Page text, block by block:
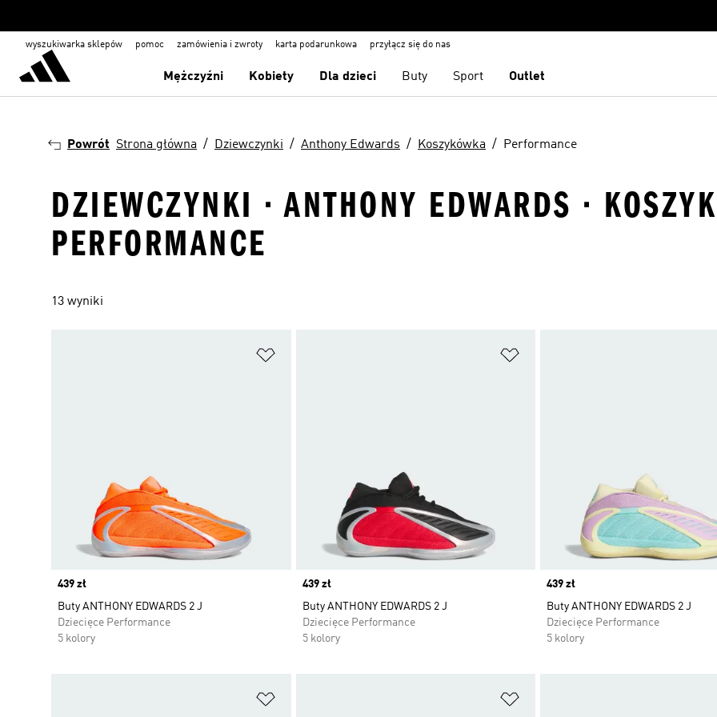
wyszukiwarka sklepów pomoc zamówienia i zwroty karta podarunkowa przyłącz się do nas
Mężczyźni Kobiety Dla dzieci Buty Sport Outlet
Powrót Strona główna Dziewczynki Anthony Edwards Koszykówka Performance
DZIEWCZYNKI · ANTHONY EDWARDS ·
PERFORMANCE
13 wyniki
Price
439 zł
Buty ANTHONY EDWARDS 2 J
Dziecięce Performance
5 kolory
Price
439 zł
Buty ANTHONY EDWARDS 2 J
Dziecięce Performance
5 kolory
Price
439 zł
Buty ANTHONY EDWARDS 2 J
Dziecięce Performance
5 kolory